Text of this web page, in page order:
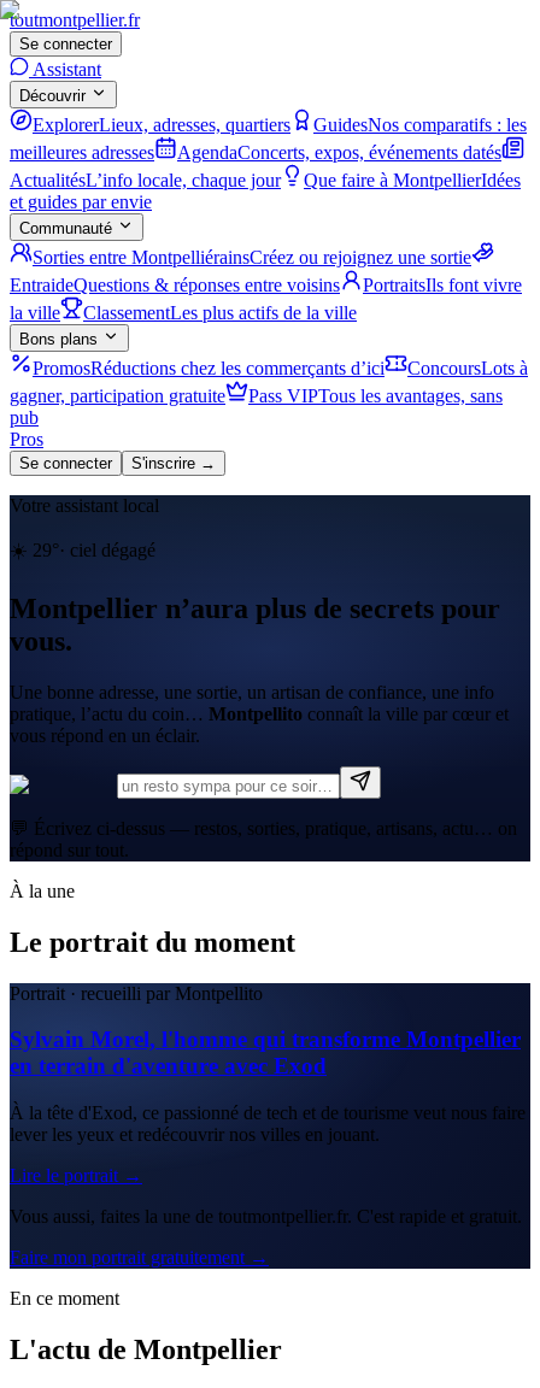
toutmontpellier.fr
Se connecter
Assistant
Découvrir
ExplorerLieux, adresses, quartiers GuidesNos comparatifs : les
meilleures adresses
AgendaConcerts, expos, événements datés
ActualitésL’info locale, chaque jour Que faire à MontpellierIdées
et guides par envie
Communauté
Sorties entre MontpelliérainsCréez ou rejoignez une sortie
EntraideQuestions & réponses entre voisins PortraitsIls font vivre
la ville
ClassementLes plus actifs de la ville
Bons plans
PromosRéductions chez les commerçants d’ici ConcoursLots à
gagner, participation gratuite
Pass VIPTous les avantages, sans
pub
Pros
Se connecter S'inscrire →
Votre assistant local
☀️ 29°· ciel dégagé
Montpellier n’aura plus de secrets pour
vous.
Une bonne adresse, une sortie, un artisan de confiance, une info
pratique, l’actu du coin… Montpellito connaît la ville par cœur et
vous répond en un éclair.
💬 Écrivez ci-dessus — restos, sorties, pratique, artisans, actu… on
répond sur tout.
À la une
Le portrait du moment
Portrait · recueilli par Montpellito
Sylvain Morel, l'homme qui transforme Montpellier
en terrain d'aventure avec Exod
À la tête d'Exod, ce passionné de tech et de tourisme veut nous faire
lever les yeux et redécouvrir nos villes en jouant.
Lire le portrait →
Vous aussi, faites la une de toutmontpellier.fr. C'est rapide et gratuit.
Faire mon portrait gratuitement →
En ce moment
L'actu de Montpellier